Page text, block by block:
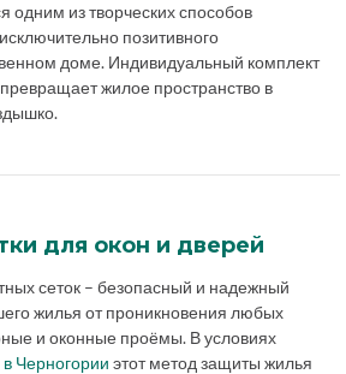
одним из творческих способов
позитивного
доме. Индивидуальный комплект
жилое пространство в
для окон и дверей
сеток – безопасный и надежный
жилья от проникновения любых
и оконные проёмы. В условиях
в Черногории этот метод защиты жилья